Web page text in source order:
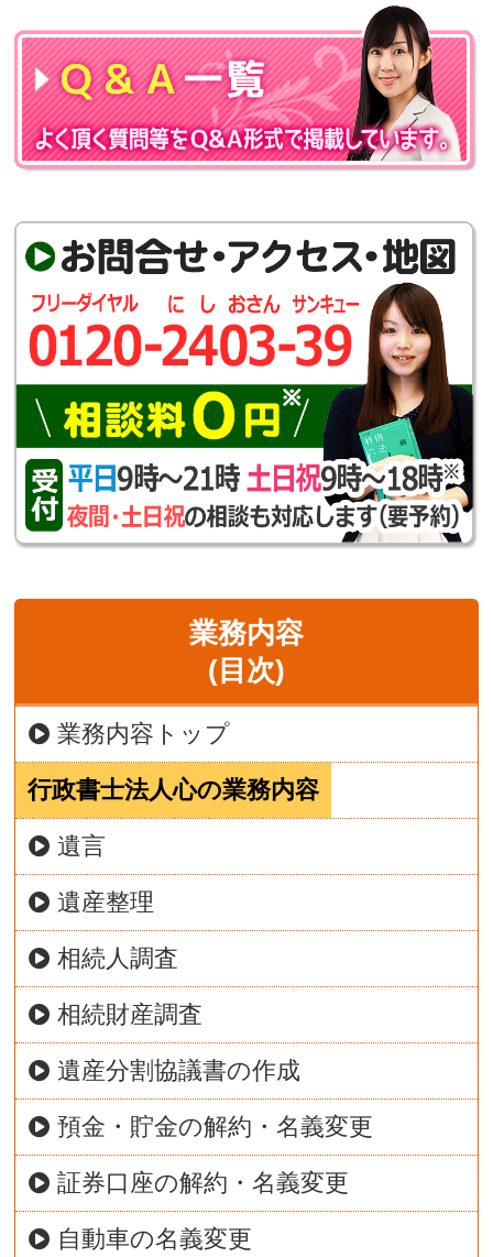
業務内容
(目次)
業務内容トップ
行政書士法人心の業務内容
遺言
遺産整理
相続人調査
相続財産調査
遺産分割協議書の作成
預金・貯金の解約・名義変更
証券口座の解約・名義変更
自動車の名義変更